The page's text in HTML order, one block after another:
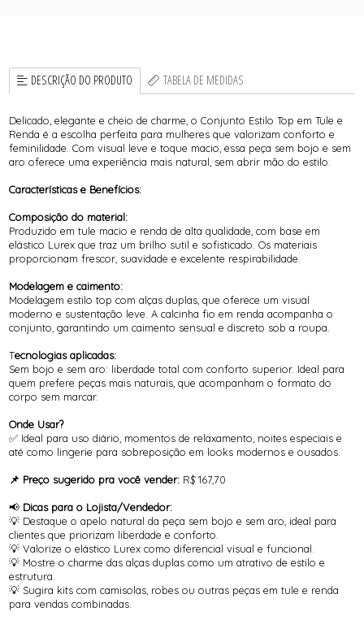
DESCRIÇÃO DO PRODUTO TABELA DE MEDIDAS
Delicado, elegante e cheio de charme, o Conjunto Estilo Top em Tule e
Renda é a escolha perfeita para mulheres que valorizam conforto e
feminilidade. Com visual leve e toque macio, essa peça sem bojo e sem
aro oferece uma experiência mais natural, sem abrir mão do estilo.
Características e Benefícios:
Composição do material:
Produzido em tule macio e renda de alta qualidade, com base em
elástico Lurex que traz um brilho sutil e sofisticado. Os materiais
proporcionam frescor, suavidade e excelente respirabilidade.
Modelagem e caimento:
Modelagem estilo top com alças duplas, que oferece um visual
moderno e sustentação leve. A calcinha fio em renda acompanha o
conjunto, garantindo um caimento sensual e discreto sob a roupa.
Tecnologias aplicadas:
Sem bojo e sem aro: liberdade total com conforto superior. Ideal para
quem prefere peças mais naturais, que acompanham o formato do
corpo sem marcar.
Onde Usar?
✅ Ideal para uso diário, momentos de relaxamento, noites especiais e
até como lingerie para sobreposição em looks modernos e ousados.
📌 Preço sugerido pra você vender: R$ 167,70
📢 Dicas para o Lojista/Vendedor:
💡 Destaque o apelo natural da peça sem bojo e sem aro, ideal para
clientes que priorizam liberdade e conforto.
💡 Valorize o elástico Lurex como diferencial visual e funcional.
💡 Mostre o charme das alças duplas como um atrativo de estilo e
estrutura.
💡 Sugira kits com camisolas, robes ou outras peças em tule e renda
para vendas combinadas.